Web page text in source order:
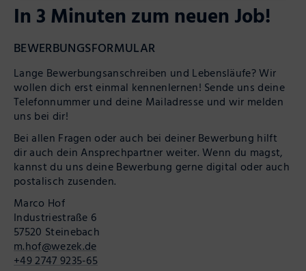
In 3 Minuten zum neuen Job!
BEWERBUNGSFORMULAR
Lange Bewerbungsanschreiben und Lebensläufe? Wir
wollen dich erst einmal kennenlernen! Sende uns deine
Telefonnummer und deine Mailadresse und wir melden
uns bei dir!
Bei allen Fragen oder auch bei deiner Bewerbung hilft
dir auch dein Ansprechpartner weiter. Wenn du magst,
kannst du uns deine Bewerbung gerne digital oder auch
postalisch zusenden.
Marco Hof
Industriestraße 6
57520 Steinebach
m.hof@wezek.de
+49 2747 9235-65